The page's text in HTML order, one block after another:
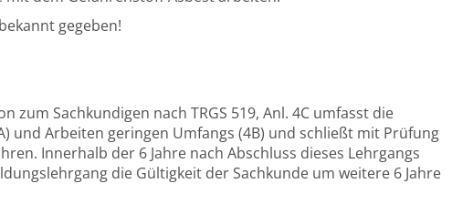
gegeben!
zum Sachkundigen nach TRGS 519, Anl. 4C umfasst die
und Arbeiten geringen Umfangs (4B) und schließt mit Prüfung
Innerhalb der 6 Jahre nach Abschluss dieses Lehrgangs
die Gültigkeit der Sachkunde um weitere 6 Jahre